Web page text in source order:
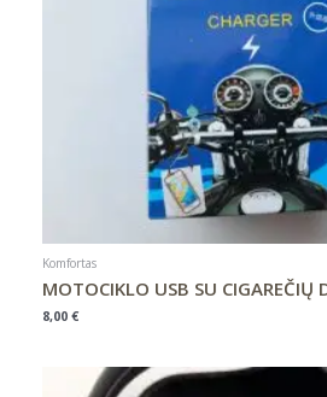
Komfortas
MOTOCIKLO USB SU CIGAREČIŲ
8,00 €